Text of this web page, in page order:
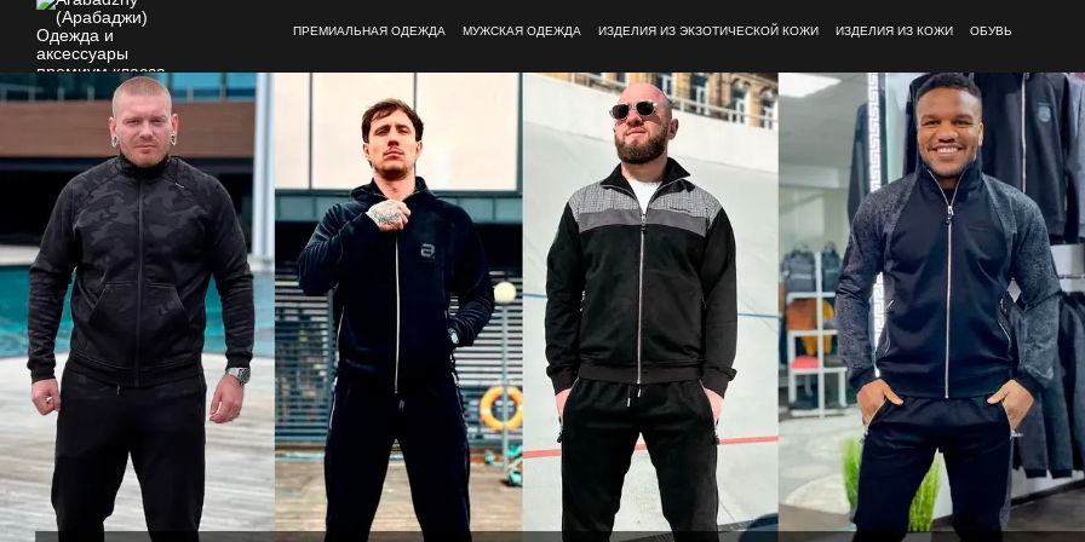
Перейти к основному контенту
ПРЕМИАЛЬНАЯ ОДЕЖДА МУЖСКАЯ ОДЕЖДА ИЗДЕЛИЯ ИЗ ЭКЗОТИЧЕСКОЙ КОЖИ ИЗДЕЛИЯ ИЗ КОЖИ ОБУВЬ